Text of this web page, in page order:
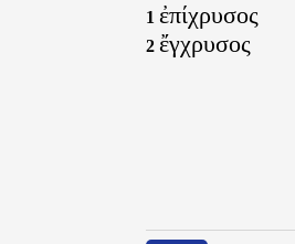
1 ἐπίχρυσος
2 ἔγχρυσος